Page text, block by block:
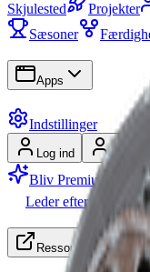
Skjulested
Projekter
Sæsoner
Apps
Indstillinger
Log ind Tilmeld
Bliv Premium
Leder efter Gruppe
Ressourcer